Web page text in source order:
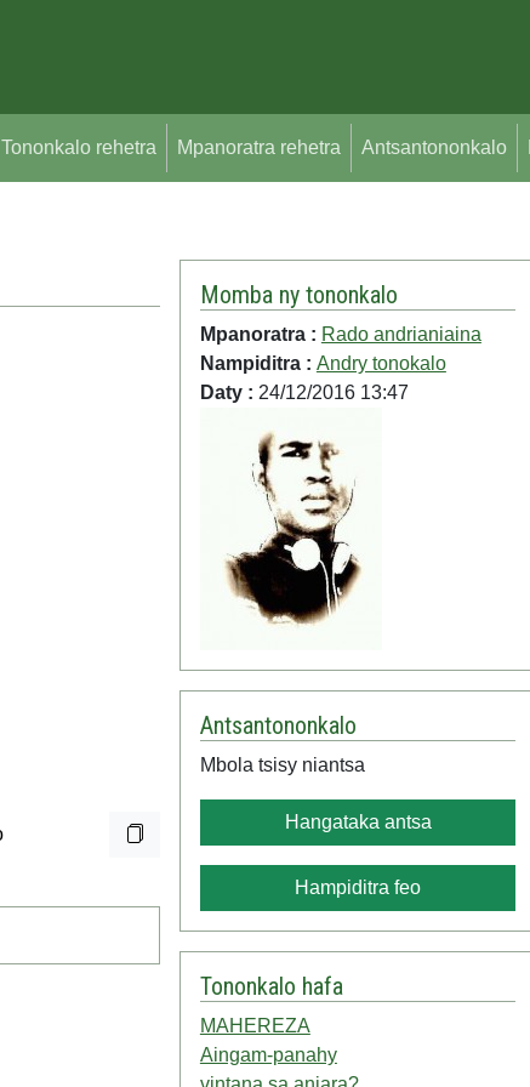
Tononkalo rehetra Mpanoratra rehetra Antsantononkalo
Momba ny tononkalo
Mpanoratra : Rado andrianiaina
Nampiditra : Andry tonokalo
Daty : 24/12/2016 13:47
Antsantononkalo
Mbola tsisy niantsa
Hangataka antsa
Hampiditra feo
Tononkalo hafa
MAHEREZA
Aingam-panahy